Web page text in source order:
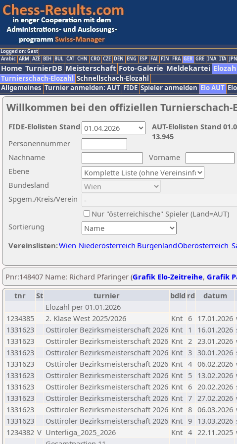
Logged on: Gast
Arabic ARM AZE BIH BUL CAT CHN CRO CZE DEN ENG ESP FAI FIN FRA GER GRE INA ITA JPN
Home TurnierDB Meisterschaft Foto-Galerie Meldekartei
Turnierschach-Elozahl Schnellschach-Elozahl
Allgemeines Turnier anmelden: AUT FIDE Spieler anmelden Elo AUT
Willkommen bei den offiziellen Turnierschach-
Nachname
Vorname
Ebene
Sortierung
Personennummer
Bundesland
Spgem./Kreis/Verein
Nur "österreichische" Spieler (Land=AUT)
Vereinslisten:Wien Niederösterreich BurgenlandOberösterreich
AUT-Elolisten Stand
13.945
FIDE-Elolisten Stand
Pnr:148407 Name: Richard Pfaringer (Grafik Elo-Zeitreihe, Grafik
tnr
St turnier bdld rd datum
Elozahl per 01.01.2026
1234385
2. Klase West 2025/2026 Knt 6 17.01.2026
1331623
Osttiroler Bezirksmeisterschaft 2026 Knt 1 16.01.2026
1331623
Osttiroler Bezirksmeisterschaft 2026 Knt 2 23.01.2026
1331623
Osttiroler Bezirksmeisterschaft 2026 Knt 3 30.01.2026
1331623
Osttiroler Bezirksmeisterschaft 2026 Knt 4 06.02.2026
1331623
Osttiroler Bezirksmeisterschaft 2026 Knt 5 13.02.2026
1331623
Osttiroler Bezirksmeisterschaft 2026 Knt 6 20.02.2026
1331623
Osttiroler Bezirksmeisterschaft 2026 Knt 7 27.02.2026
1331623
Osttiroler Bezirksmeisterschaft 2026 Knt 8 06.03.2026
1331623
Osttiroler Bezirksmeisterschaft 2026 Knt 9 13.03.2026
1234382 V Unterliga_2025_2026 Knt 4 22.11.2025